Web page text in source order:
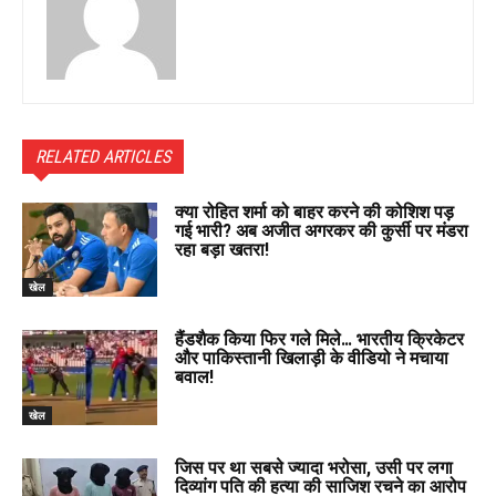
RELATED ARTICLES
खेल
क्या रोहित शर्मा को बाहर करने की कोशिश पड़
गई भारी? अब अजीत अगरकर की कुर्सी पर मंडरा
रहा बड़ा खतरा!
खेल
हैंडशैक किया फिर गले मिले… भारतीय क्रिकेटर
और पाकिस्तानी खिलाड़ी के वीडियो ने मचाया
बवाल!
जिस पर था सबसे ज्यादा भरोसा, उसी पर लगा
दिव्यांग पति की हत्या की साजिश रचने का आरोप